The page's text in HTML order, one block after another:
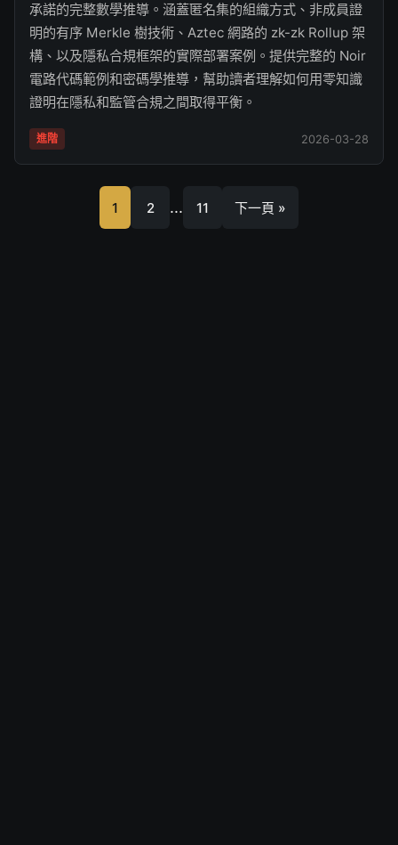
承諾的完整數學推導。涵蓋匿名集的組織方式、非成員證
明的有序 Merkle 樹技術、Aztec 網路的 zk-zk Rollup 架
構、以及隱私合規框架的實際部署案例。提供完整的 Noir
電路代碼範例和密碼學推導，幫助讀者理解如何用零知識
證明在隱私和監管合規之間取得平衡。
進階 2026-03-28
1 2 ... 11 下一頁 »